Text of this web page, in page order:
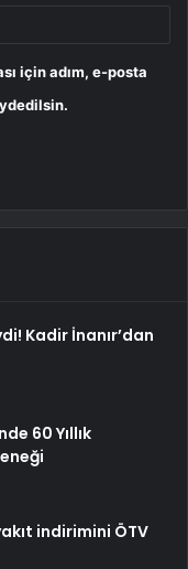
için adım, e-posta
Kadir İnanır’dan
60 Yıllık
indirimini ÖTV